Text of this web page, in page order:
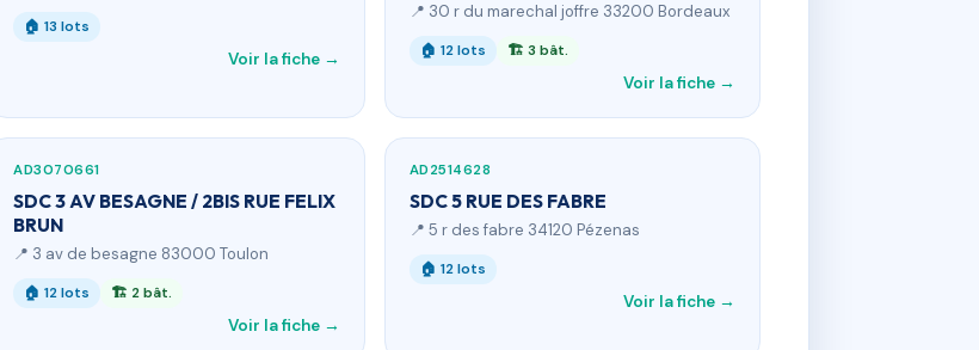
🏠 13 lots
Voir la fiche →
📍 30 r du marechal joffre 33200 Bordeaux
🏠 12 lots 🏗 3 bât.
Voir la fiche →
AD3070661
SDC 3 AV BESAGNE / 2BIS RUE FELIX
BRUN
📍 3 av de besagne 83000 Toulon
🏠 12 lots 🏗 2 bât.
Voir la fiche →
AD2514628
SDC 5 RUE DES FABRE
📍 5 r des fabre 34120 Pézenas
🏠 12 lots
Voir la fiche →